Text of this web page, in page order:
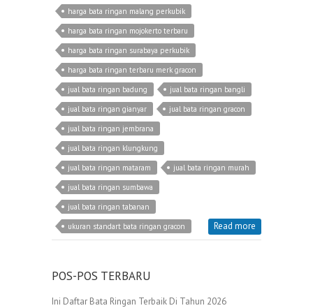
harga bata ringan malang perkubik
harga bata ringan mojokerto terbaru
harga bata ringan surabaya perkubik
harga bata ringan terbaru merk gracon
jual bata ringan badung
jual bata ringan bangli
jual bata ringan gianyar
jual bata ringan gracon
jual bata ringan jembrana
jual bata ringan klungkung
jual bata ringan mataram
jual bata ringan murah
jual bata ringan sumbawa
jual bata ringan tabanan
ukuran standart bata ringan gracon
Read more
POS-POS TERBARU
Ini Daftar Bata Ringan Terbaik Di Tahun 2026